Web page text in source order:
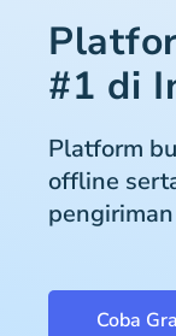
#1 di
Platform
offline
Coba